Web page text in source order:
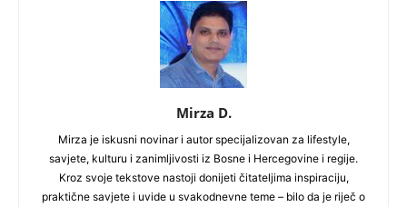
Mirza D.
Mirza je iskusni novinar i autor specijalizovan za lifestyle,
savjete, kulturu i zanimljivosti iz Bosne i Hercegovine i regije.
Kroz svoje tekstove nastoji donijeti čitateljima inspiraciju,
praktične savjete i uvide u svakodnevne teme – bilo da je riječ o